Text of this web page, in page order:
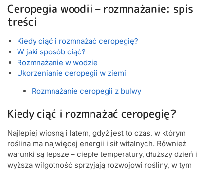
Ceropegia woodii – rozmnażanie: spis
treści
Kiedy ciąć i rozmnażać ceropegię?
W jaki sposób ciąć?
Rozmnażanie w wodzie
Ukorzenianie ceropegii w ziemi
Rozmnażanie ceropegii z bulwy
Kiedy ciąć i rozmnażać ceropegię?
Najlepiej wiosną i latem, gdyż jest to czas, w którym
roślina ma najwięcej energii i sił witalnych. Również
warunki są lepsze – ciepłe temperatury, dłuższy dzień i
wyższa wilgotność sprzyjają rozwojowi rośliny, w tym